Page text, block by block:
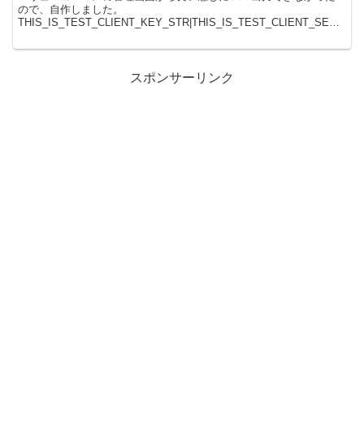
ので、自作しました。
THIS_IS_TEST_CLIENT_KEY_STR|THIS_IS_TEST_CLIENT_SECR
スポンサーリンク